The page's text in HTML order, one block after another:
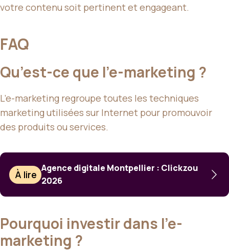
votre contenu soit pertinent et engageant.
FAQ
Qu’est-ce que l’e-marketing ?
L’e-marketing regroupe toutes les techniques
marketing utilisées sur Internet pour promouvoir
des produits ou services.
À lire
Agence digitale Montpellier : Clickzou
2026
Pourquoi investir dans l’e-
marketing ?